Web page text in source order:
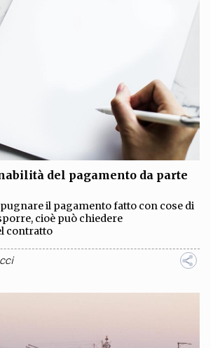
del pagamento da parte
il pagamento fatto con cose di
cioè può chiedere
contratto